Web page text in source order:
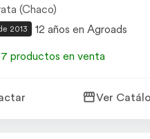
(Chaco)
2013
12 años en Agroads
productos en venta
Ver